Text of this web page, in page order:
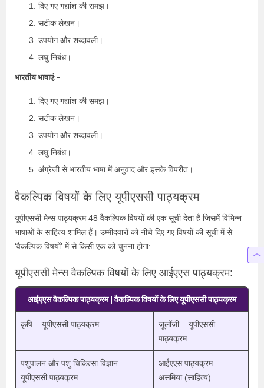
दिए गए गद्यांश की समझ।
सटीक लेखन।
उपयोग और शब्दावली।
लघु निबंध।
भारतीय भाषाएं:-
दिए गए गद्यांश की समझ।
सटीक लेखन।
उपयोग और शब्दावली।
लघु निबंध।
अंग्रेजी से भारतीय भाषा में अनुवाद और इसके विपरीत।
वैकल्पिक विषयों के लिए यूपीएससी पाठ्यक्रम
यूपीएससी मेन्स पाठ्यक्रम 48 वैकल्पिक विषयों की एक सूची देता है जिसमें विभिन्न
भाषाओं के साहित्य शामिल हैं। उम्मीदवारों को नीचे दिए गए विषयों की सूची में से
‘वैकल्पिक विषयों’ में से किसी एक को चुनना होगा:
यूपीएससी मेन्स वैकल्पिक विषयों के लिए आईएएस पाठ्यक्रम:
आईएएस वैकल्पिक पाठ्यक्रम | वैकल्पिक विषयों के लिए यूपीएससी पाठ्यक्रम
कृषि – यूपीएससी पाठ्यक्रम
जूलॉजी – यूपीएससी
पाठ्यक्रम
पशुपालन और पशु चिकित्सा विज्ञान –
यूपीएससी पाठ्यक्रम
आईएएस पाठ्यक्रम –
असमिया (साहित्य)